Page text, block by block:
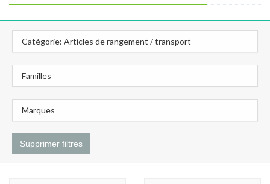
Catégorie: Articles de rangement / transport
Familles
Marques
Supprimer filtres